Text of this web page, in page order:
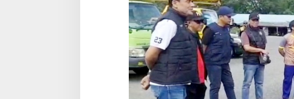
b
a
r
u
T
e
l
u
k